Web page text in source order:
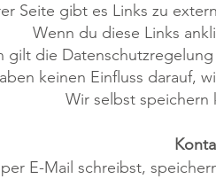
Seite gibt es Links zu
Wenn du diese Links
gilt die
keinen Einfluss darauf,
Wir selbst speichern
E-Mail schreibst,